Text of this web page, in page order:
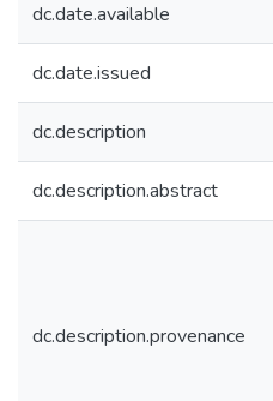
dc.date.available
dc.date.issued
dc.description
dc.description.abstract
dc.description.provenance